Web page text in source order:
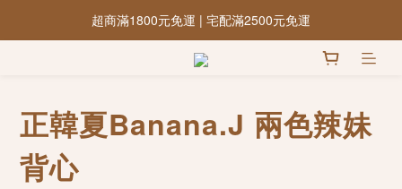
超商滿1800元免運 | 宅配滿2500元免運
正韓夏Banana.J 兩色辣妹
背心